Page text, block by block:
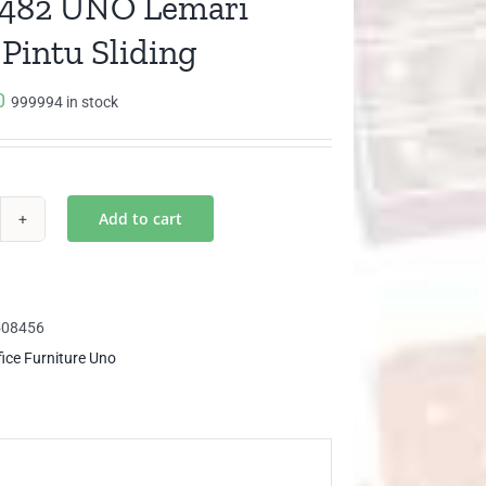
Sliding
999994 in stock
Add to cart
Furniture Uno